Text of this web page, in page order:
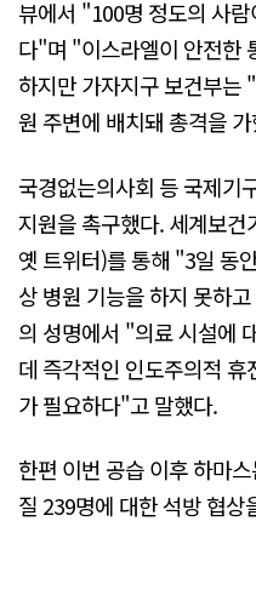
뷰에서 "100명 정도의 사
다"며 "이스라엘이 안전한
하지만 가자지구 보건부는
원 주변에 배치돼 총격을
국경없는의사회 등 국제기
지원을 촉구했다. 세계보건
옛 트위터)를 통해 "3일 동
상 병원 기능을 하지 못하
의 성명에서 "의료 시설에
데 즉각적인 인도주의적
가 필요하다"고 말했다.
한편 이번 공습 이후 하마
질 239명에 대한 석방 협